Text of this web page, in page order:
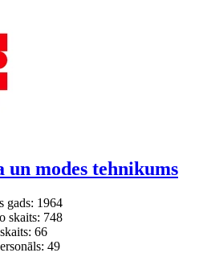
un modes tehnikums
gads: 1964
skaits: 748
66
49